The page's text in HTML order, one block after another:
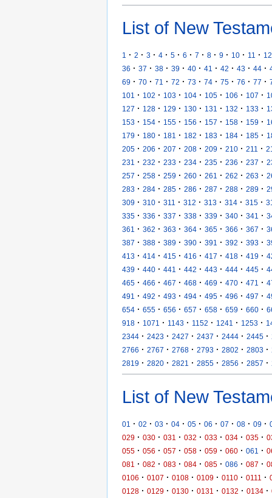
List of New
1 · 2 · 3 · 4 · 5 · 6 · 7 · 8 · 9 · 10 · 11 · 12
36 · 37 · 38 · 39 · 40 · 41 · 42 · 43 · 44 ·
69 · 70 · 71 · 72 · 73 · 74 · 75 · 76 · 77 ·
101
· 102 · 103 · 104 · 105 · 106 · 107 ·
127 · 128 · 129 · 130 · 131 · 132 · 133 ·
153 · 154 · 155 · 156 · 157 · 158 · 159 ·
179 · 180 · 181 · 182 · 183 · 184 · 185 ·
205 · 206 · 207 · 208 · 209 · 210 · 211 ·
231
· 232 · 233 · 234 · 235 · 236 · 237 ·
257 · 258 · 259 · 260 · 261 · 262 · 263 ·
283 · 284 · 285 · 286 · 287 · 288 · 289 ·
309 · 310 · 311 · 312 · 313 · 314 · 315 ·
335 · 336 · 337 · 338 · 339 · 340 · 341 ·
361
· 362 · 363 · 364 · 365 · 366 · 367 ·
387 · 388 · 389 · 390 · 391 · 392 · 393 ·
413 · 414 · 415 · 416 · 417 · 418 · 419 ·
439 · 440 · 441 · 442 · 443 · 444 · 445 ·
465 · 466 · 467 · 468 · 469 · 470 · 471 ·
491
· 492 · 493 · 494 · 495 · 496 · 497 ·
654 · 655 · 656 · 657 · 658 · 659 · 660 ·
918 · 1071 · 1143 · 1152 · 1241 · 1253 ·
2344 · 2423 · 2427 · 2437 · 2444 · 2445 ·
2766 · 2767 · 2768 · 2793 · 2802 · 2803 ·
2819 · 2820 · 2821 · 2855 · 2856 · 2857 ·
List of New
01 · 02 · 03 · 04 · 05 · 06 · 07 · 08 · 09 ·
029 · 030 · 031 · 032 · 033 · 034 · 035 ·
055 · 056 · 057 · 058 · 059 · 060 · 061 ·
081
· 082 · 083 · 084 · 085 · 086 · 087 ·
0106 · 0107 · 0108 · 0109 · 0110 · 0111 ·
0128 · 0129 · 0130 · 0131 · 0132 · 0134 ·